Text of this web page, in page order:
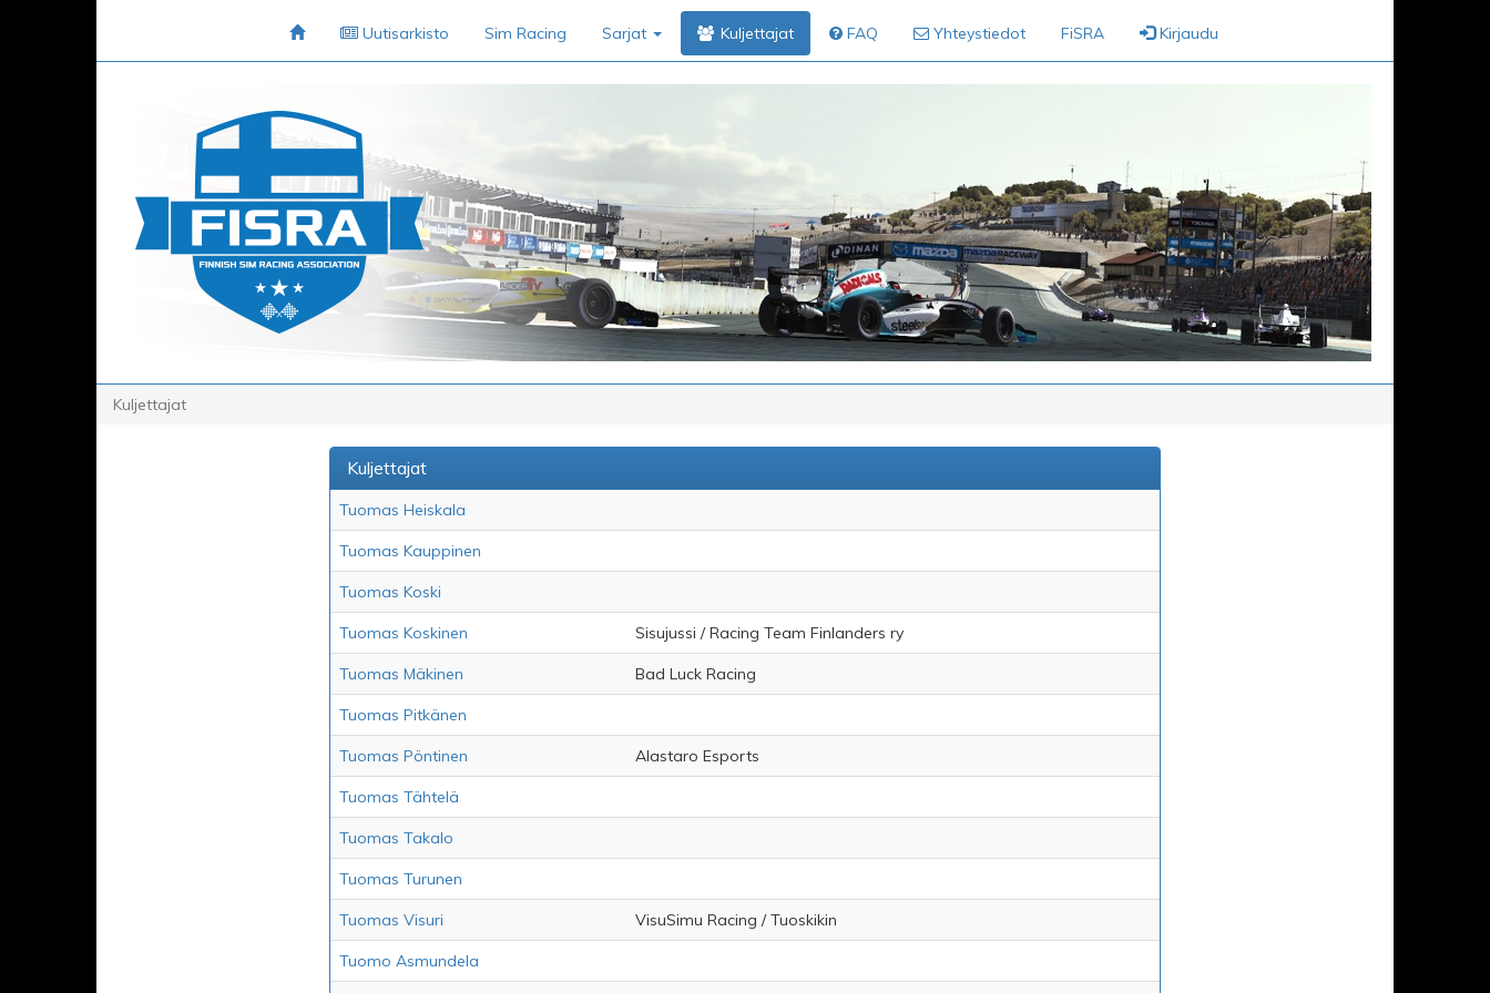
Uutisarkisto Sim Racing Sarjat Kuljettajat FAQ Yhteystiedot FiSRA Kirjaudu
Kuljettajat
Kuljettajat
Tuomas Heiskala
Tuomas Kauppinen
Tuomas Koski
Tuomas Koskinen Sisujussi / Racing Team Finlanders ry
Tuomas Mäkinen Bad Luck Racing
Tuomas Pitkänen
Tuomas Pöntinen Alastaro Esports
Tuomas Tähtelä
Tuomas Takalo
Tuomas Turunen
Tuomas Visuri VisuSimu Racing / Tuoskikin
Tuomo Asmundela